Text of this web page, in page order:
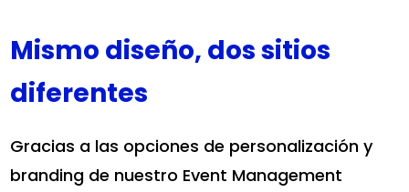
Mismo diseño, dos sitios
diferentes
Gracias a las opciones de personalización y
branding de nuestro Event Management